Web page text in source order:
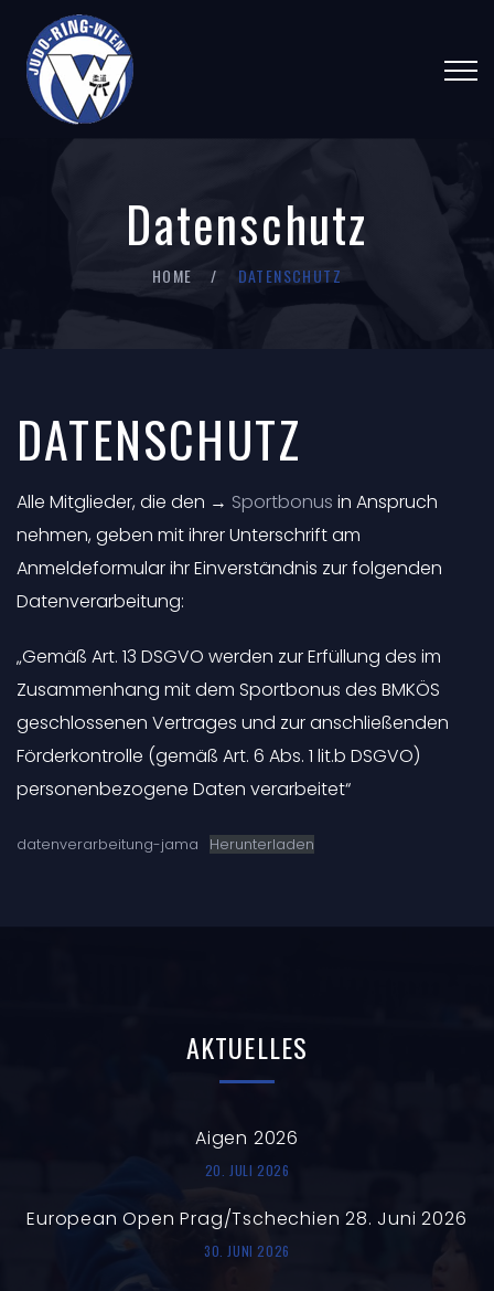
Datenschutz
HOME DATENSCHUTZ
DATENSCHUTZ
Alle Mitglieder, die den → Sportbonus in Anspruch
nehmen, geben mit ihrer Unterschrift am
Anmeldeformular ihr Einverständnis zur folgenden
Datenverarbeitung:
„Gemäß Art. 13 DSGVO werden zur Erfüllung des im
Zusammenhang mit dem Sportbonus des BMKÖS
geschlossenen Vertrages und zur anschließenden
Förderkontrolle (gemäß Art. 6 Abs. 1 lit.b DSGVO)
personenbezogene Daten verarbeitet“
datenverarbeitung-jama Herunterladen
AKTUELLES
Aigen 2026
20. JULI 2026
European Open Prag/Tschechien 28. Juni 2026
30. JUNI 2026